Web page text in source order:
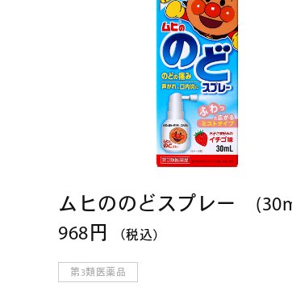
ムヒののどスプレー
968円
（税込）
第3類医薬品